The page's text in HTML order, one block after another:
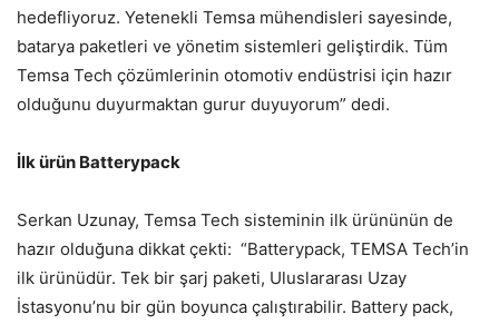
hedefliyoruz. Yetenekli Temsa mühendisleri sayesinde,
batarya paketleri ve yönetim sistemleri geliştirdik. Tüm
Temsa Tech çözümlerinin otomotiv endüstrisi için hazır
olduğunu duyurmaktan gurur duyuyorum” dedi.
İlk ürün Batterypack
Serkan Uzunay, Temsa Tech sisteminin ilk ürününün de
hazır olduğuna dikkat çekti: “Batterypack, TEMSA Tech’in
ilk ürünüdür. Tek bir şarj paketi, Uluslararası Uzay
İstasyonu’nu bir gün boyunca çalıştırabilir. Battery pack,